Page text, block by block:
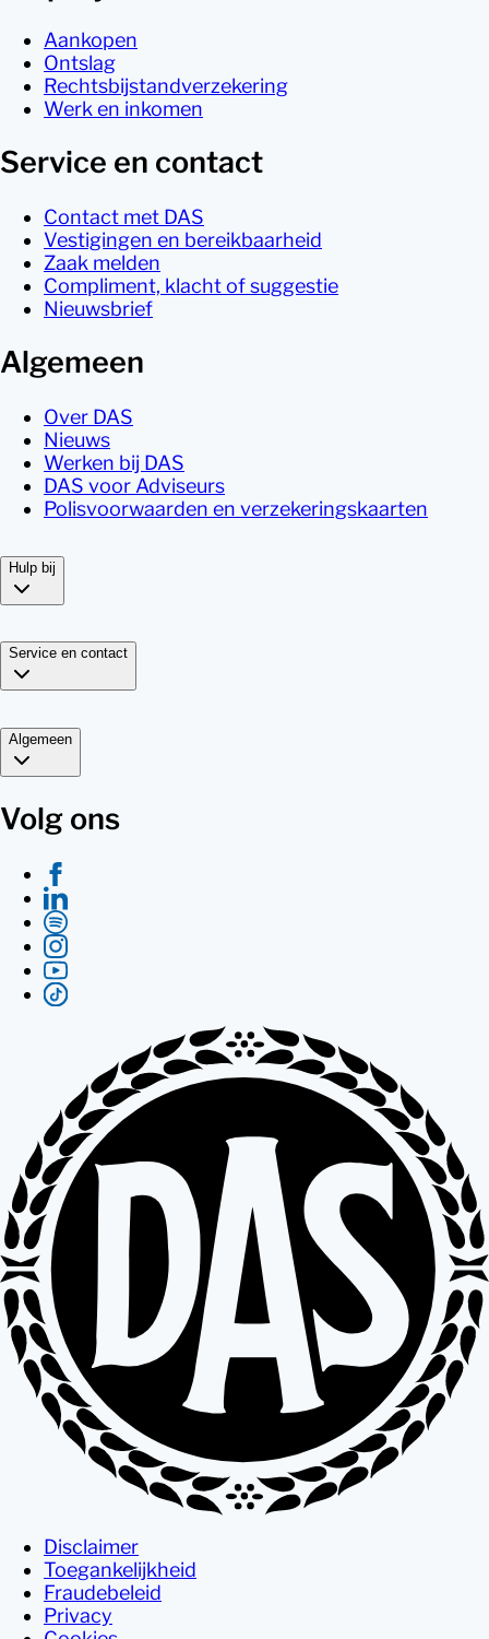
Aankopen
Ontslag
Rechtsbijstandverzekering
Werk en inkomen
Service en contact
Contact met DAS
Vestigingen en bereikbaarheid
Zaak melden
Compliment, klacht of suggestie
Nieuwsbrief
Algemeen
Over DAS
Nieuws
Werken bij DAS
DAS voor Adviseurs
Polisvoorwaarden en verzekeringskaarten
Hulp bij
Service en contact
Algemeen
Volg ons
Disclaimer
Toegankelijkheid
Fraudebeleid
Privacy